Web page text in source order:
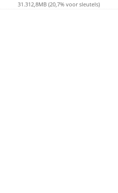
31.312,8MB (20,7% voor sleutels)